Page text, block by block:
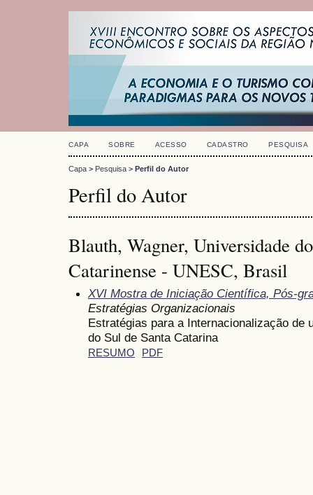
CAPA SOBRE ACESSO CADASTRO PESQUISA
Capa > Pesquisa > Perfil do Autor
Perfil do Autor
Blauth, Wagner, Universidade
Catarinense - UNESC, Brasil
XVI Mostra de Iniciação Científica, Pós-
Estratégias Organizacionais
Estratégias para a Internacionalização de
do Sul de Santa Catarina
RESUMO PDF